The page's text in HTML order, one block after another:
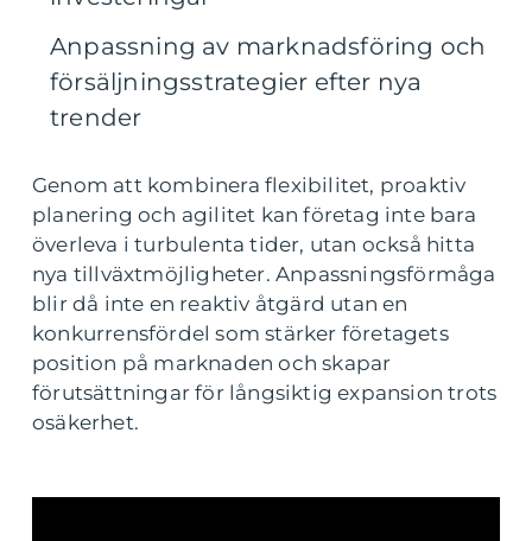
Anpassning av marknadsföring och
försäljningsstrategier efter nya
trender
Genom att kombinera flexibilitet, proaktiv
planering och agilitet kan företag inte bara
överleva i turbulenta tider, utan också hitta
nya tillväxtmöjligheter. Anpassningsförmåga
blir då inte en reaktiv åtgärd utan en
konkurrensfördel som stärker företagets
position på marknaden och skapar
förutsättningar för långsiktig expansion trots
osäkerhet.